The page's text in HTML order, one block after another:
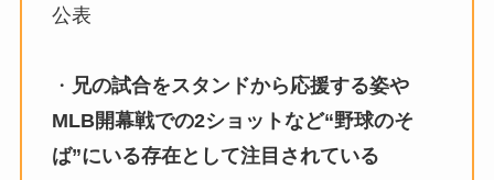
公表
・ 兄の試合をスタンドから応援する姿や
MLB開幕戦での2ショットなど“野球のそ
ば”にいる存在として注目されている